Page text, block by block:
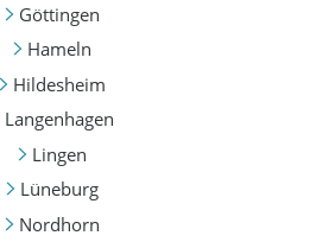
Göttingen
Hameln
Hildesheim
Langenhagen
Lingen
Lüneburg
Nordhorn